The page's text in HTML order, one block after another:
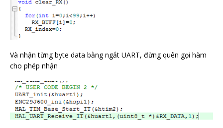
Và nhận từng byte data bằng ngắt UART, đừng quên gọi hàm
cho phép nhận